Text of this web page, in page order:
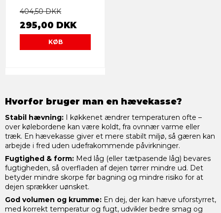
404,50 DKK
295,00 DKK
KØB
Hvorfor bruger man en hævekasse?
Stabil hævning: I køkkenet ændrer temperaturen ofte –
over kølebordene kan være koldt, fra ovnnær varme eller
træk. En hævekasse giver et mere stabilt miljø, så gæren kan
arbejde i fred uden udefrakommende påvirkninger.
Fugtighed & form: Med låg (eller tætpasende låg) bevares
fugtigheden, så overfladen af dejen tørrer mindre ud. Det
betyder mindre skorpe før bagning og mindre risiko for at
dejen sprækker uønsket.
God volumen og krumme: En dej, der kan hæve uforstyrret,
med korrekt temperatur og fugt, udvikler bedre smag og